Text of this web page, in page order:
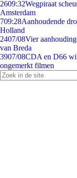
2609:32Wegpiraat
Amsterdam
709:28Aanhoudende
Holland
2407/08Vier
van Breda
3907/08CDA en D66
ongemerkt filmen